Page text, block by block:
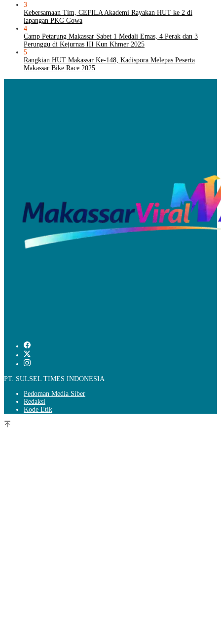
3
Kebersamaan Tim, CEFILA Akademi Rayakan HUT ke 2 di
lapangan PKG Gowa
4
Camp Petarung Makassar Sabet 1 Medali Emas, 4 Perak dan 3
Perunggu di Kejurnas III Kun Khmer 2025
5
Rangkian HUT Makassar Ke-148, Kadispora Melepas Peserta
Makassar Bike Race 2025
PT. SULSEL TIMES INDONESIA
Pedoman Media Siber
Redaksi
Kode Etik